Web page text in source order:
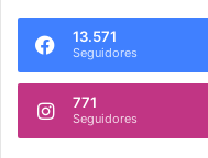
13.571
Seguidores
771
Seguidores